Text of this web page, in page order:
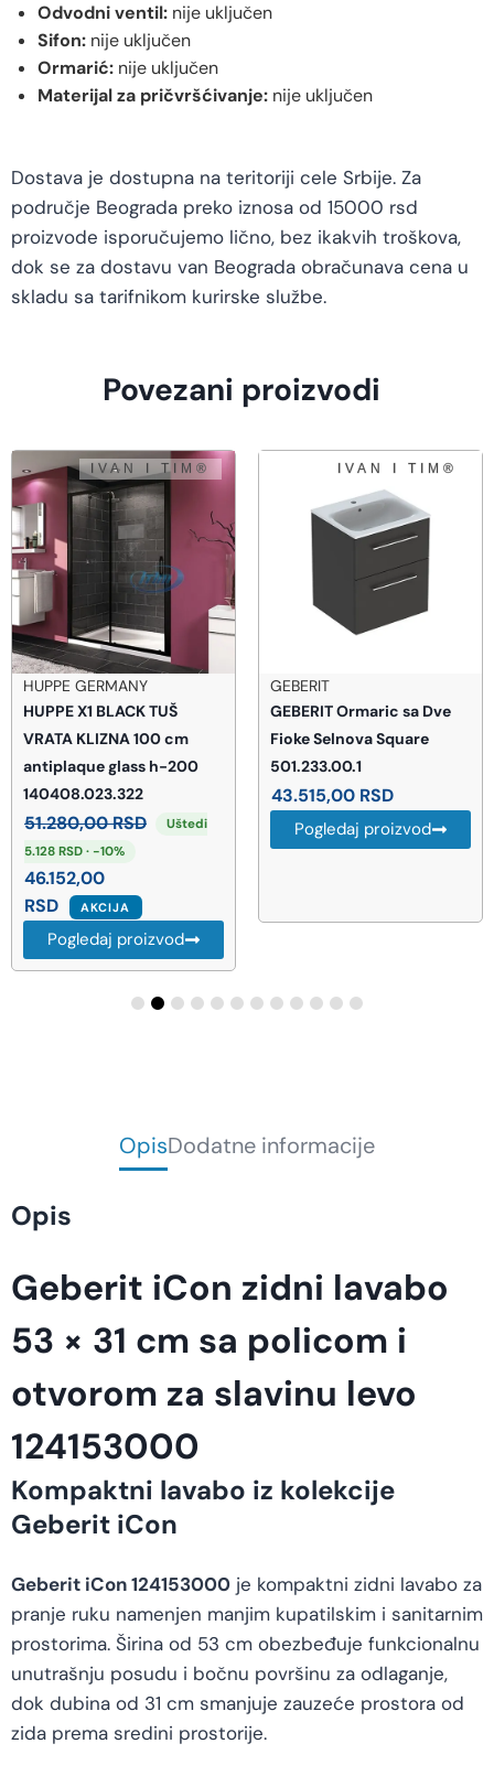
Odvodni ventil: nije uključen
Sifon: nije uključen
Ormarić: nije uključen
Materijal za pričvršćivanje: nije uključen
Dostava je dostupna na teritoriji cele Srbije. Za
područje Beograda preko iznosa od 15000 rsd
proizvode isporučujemo lično, bez ikakvih troškova,
dok se za dostavu van Beograda obračunava cena u
skladu sa tarifnikom kurirske službe.
Povezani proizvodi
HUPPE GERMANY
HUPPE X1 BLACK TUŠ
VRATA KLIZNA 100 cm
antiplaque glass h-200
140408.023.322
51.280,00RSD
Uštedi
5.128 RSD · -10%
46.152,00
RSD
AKCIJA
Pogledaj proizvod
GEBERIT
GEBERIT Ormaric sa Dve
Fioke Selnova Square
501.233.00.1
43.515,00 RSD
Pogledaj proizvod
OpisDodatne informacije
Opis
Geberit iCon zidni lavabo
53 × 31 cm sa policom i
otvorom za slavinu levo
124153000
Kompaktni lavabo iz kolekcije
Geberit iCon
Geberit iCon 124153000 je kompaktni zidni lavabo za
pranje ruku namenjen manjim kupatilskim i sanitarnim
prostorima. Širina od 53 cm obezbeđuje funkcionalnu
unutrašnju posudu i bočnu površinu za odlaganje,
dok dubina od 31 cm smanjuje zauzeće prostora od
zida prema sredini prostorije.